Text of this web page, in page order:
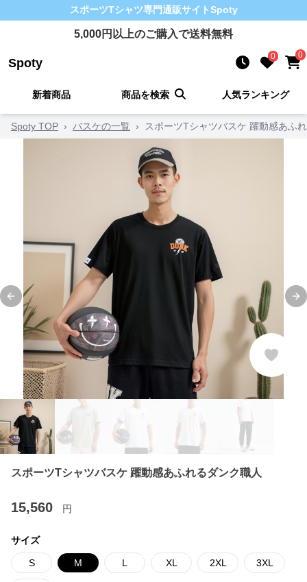
スポーツTシャツ専門通販サイトSpoty
5,000円以上のご購入で送料無料
Spoty 0 0
新着商品 商品を検索 人気ランキング
Spoty TOP › バスケの一覧 › スポーツTシャツバスケ 躍動感あふ
Previous slide
スポーツTシャツバスケ 躍動感あふれるダンク職人
15,560 円
サイズ
S M L XL 2XL 3XL